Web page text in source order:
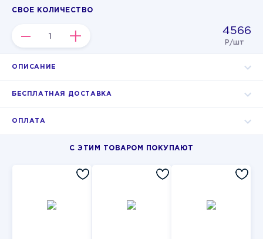
СВОЕ КОЛИЧЕСТВО
– + 4566
Р/шт
ОПИСАНИЕ
БЕСПЛАТНАЯ ДОСТАВКА
ОПЛАТА
С ЭТИМ ТОВАРОМ ПОКУПАЮТ